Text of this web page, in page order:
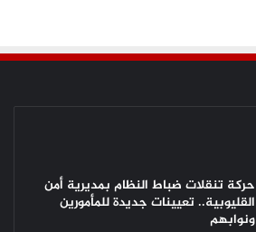
حركة تنقلات ضباط النظام بمديرية أمن
القليوبية.. تعيينات جديدة للمأمورين
ونوابهم